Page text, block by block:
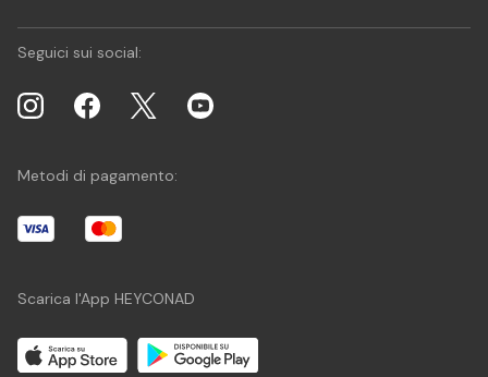
Seguici sui social:
Metodi di pagamento:
Scarica l'App HEYCONAD